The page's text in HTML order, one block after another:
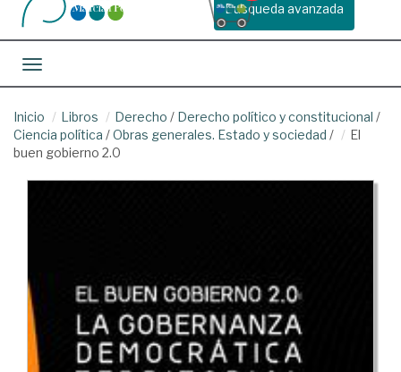
Busqueda avanzada
Toggle navigation
Inicio Libros Derecho / Derecho político y constitucional /
Ciencia política /Obras generales. Estado y sociedad /
El
buen gobierno 2.0